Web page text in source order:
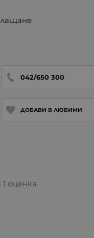
042/650 300
ДОБАВИ В ЛЮБИМИ
оценка